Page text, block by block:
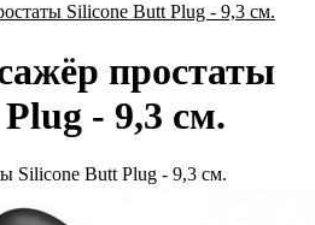
Silicone Butt Plug - 9,3 см.
простаты
- 9,3 см.
Silicone Butt Plug - 9,3 см.